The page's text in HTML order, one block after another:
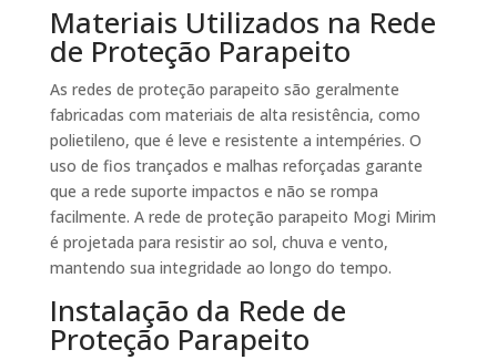
Materiais Utilizados na Rede
de Proteção Parapeito
As redes de proteção parapeito são geralmente
fabricadas com materiais de alta resistência, como
polietileno, que é leve e resistente a intempéries. O
uso de fios trançados e malhas reforçadas garante
que a rede suporte impactos e não se rompa
facilmente. A rede de proteção parapeito Mogi Mirim
é projetada para resistir ao sol, chuva e vento,
mantendo sua integridade ao longo do tempo.
Instalação da Rede de
Proteção Parapeito